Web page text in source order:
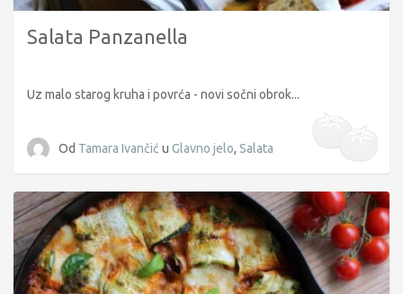
Salata Panzanella
Uz malo starog kruha i povrća - novi sočni obrok...
Od Tamara Ivančić u Glavno jelo, Salata